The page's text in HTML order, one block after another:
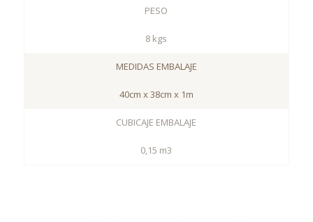
PESO
8 kgs
MEDIDAS EMBALAJE
40cm x 38cm x 1m
CUBICAJE EMBALAJE
0,15 m3